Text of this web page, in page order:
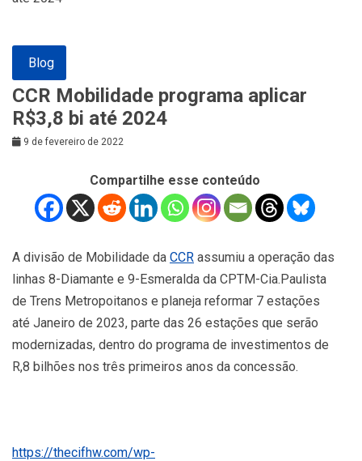
Blog
CCR Mobilidade programa aplicar
R$3,8 bi até 2024
9 de fevereiro de 2022
Compartilhe esse conteúdo
A divisão de Mobilidade da CCR assumiu a operação das
linhas 8-Diamante e 9-Esmeralda da CPTM-Cia.Paulista
de Trens Metropoitanos e planeja reformar 7 estações
até Janeiro de 2023, parte das 26 estações que serão
modernizadas, dentro do programa de investimentos de
R,8 bilhões nos três primeiros anos da concessão.
https://thecifhw.com/wp-